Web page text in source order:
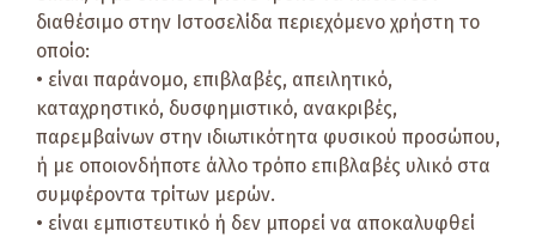
διαθέσιμο στην Ιστοσελίδα περιεχόμενο χρήστη το
οποίο:
• είναι παράνομο, επιβλαβές, απειλητικό,
καταχρηστικό, δυσφημιστικό, ανακριβές,
παρεμβαίνων στην ιδιωτικότητα φυσικού προσώπου,
ή με οποιονδήποτε άλλο τρόπο επιβλαβές υλικό στα
συμφέροντα τρίτων μερών.
• είναι εμπιστευτικό ή δεν μπορεί να αποκαλυφθεί